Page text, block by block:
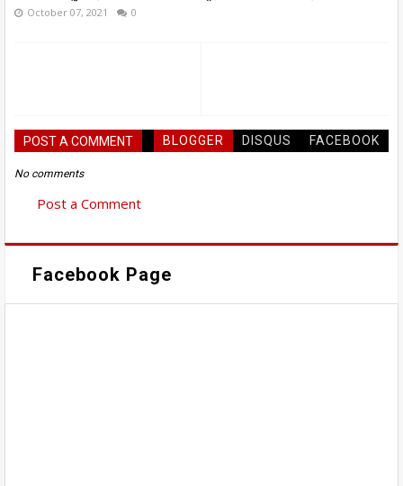
October 07, 2021 0
POST A COMMENT BLOGGER DISQUS FACEBOOK
No comments
Post a Comment
Facebook Page